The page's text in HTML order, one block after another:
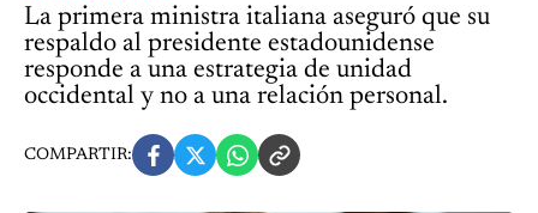
La primera ministra italiana aseguró que su
respaldo al presidente estadounidense
responde a una estrategia de unidad
occidental y no a una relación personal.
COMPARTIR: